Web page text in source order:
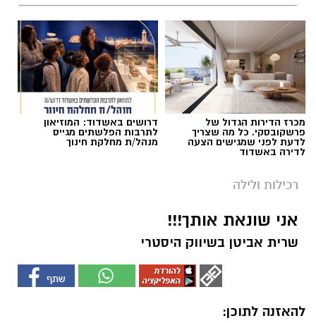
מכרז הדירות הגדול של
פרשקובסקי. כל מה שצריך
לדעת לפני שמגישים הצעה
לדירה באשדוד
דרושים באשדוד: המוזיאון
לתרבות הפלשתים מגייס
מנהל/ת מחלקת חינוך
רכילות ולילה
אני שונאת אותך!!!
שרית אביטן בשיווק היסטרי
להאזנה לתוכן: